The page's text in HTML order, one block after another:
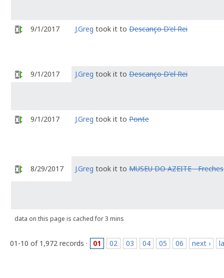
9/1/2017 J.Greg took it to Descanço D'el Rei
9/1/2017 J.Greg took it to Descanço D'el Rei
9/1/2017 J.Greg took it to Ponte
8/29/2017 J.Greg took it to MUSEU DO AZEITE - Freches
data on this page is cached for 3 mins
01-10 of 1,972 records · 01 02 03 04 05 06 next ›